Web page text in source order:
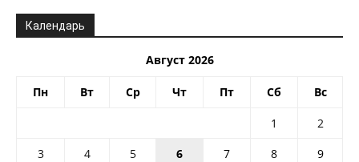
Календарь
Август 2026
Пн Вт Ср Чт Пт Сб Вс
1
2
3
4 5 6 7 8
9